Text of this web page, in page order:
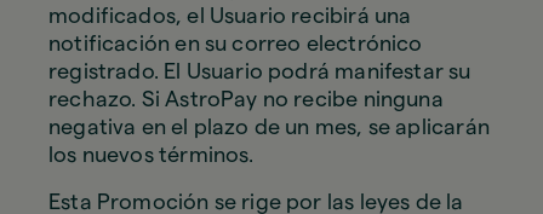
modificados, el Usuario recibirá una
notificación en su correo electrónico
registrado. El Usuario podrá manifestar su
rechazo. Si AstroPay no recibe ninguna
negativa en el plazo de un mes, se aplicarán
los nuevos términos.
Esta Promoción se rige por las leyes de la